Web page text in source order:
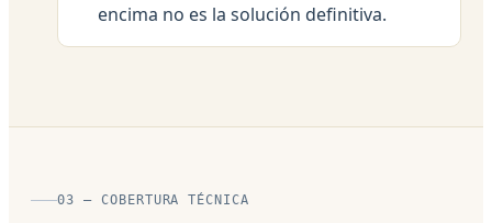
encima no es la solución definitiva.
03 — COBERTURA TÉCNICA